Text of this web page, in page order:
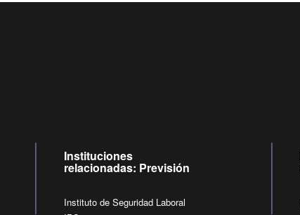
Instituciones
relacionadas: Previsión
Instituto de Seguridad Laboral